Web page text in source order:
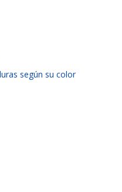
según su color